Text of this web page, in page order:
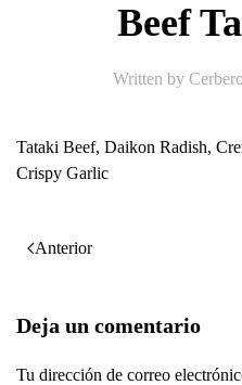
Beef
Written by
Tataki Beef, Daikon Radish,
Crispy Garlic
Anterior
Deja un comentario
Tu dirección de correo